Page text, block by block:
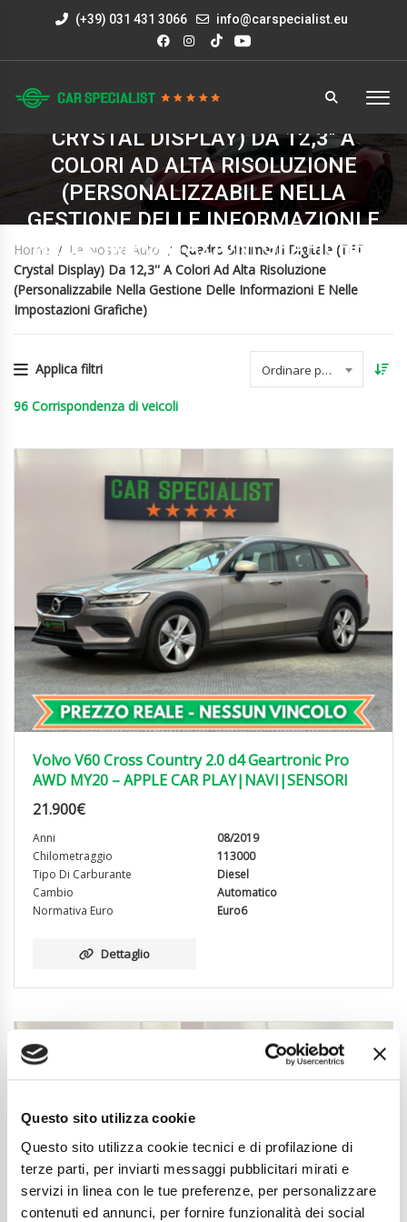
Questo sito utilizza cookie
Questo sito utilizza cookie tecnici e di profilazione di
terze parti, per inviarti messaggi pubblicitari mirati e
servizi in linea con le tue preferenze, per personalizzare
contenuti ed annunci, per fornire funzionalità dei social
(+39) 031 431 3066 info@carspecialist.eu
QUADRO STRUMENTI DIGITALE (TFT
CRYSTAL DISPLAY) DA 12,3'' A
COLORI AD ALTA RISOLUZIONE
(PERSONALIZZABILE NELLA
GESTIONE DELLE INFORMAZIONI E
NELLE IMPOSTAZIONI GRAFICHE)
Home Le Nostre Auto
Quadro Strumenti Digitale (TFT
Crystal Display) Da 12,3'' A Colori Ad Alta Risoluzione
(personalizzabile Nella Gestione Delle Informazioni E Nelle
Impostazioni Grafiche)
Applica filtri Ordinare per data
96 Corrispondenza di veicoli
Volvo V60 Cross Country 2.0 d4 Geartronic Pro
AWD MY20 – APPLE CAR PLAY|NAVI|SENSORI
21.900€
Anni
08/2019
Chilometraggio
113000
Tipo Di Carburante
Diesel
Cambio
Automatico
Normativa Euro
Euro6
Dettaglio